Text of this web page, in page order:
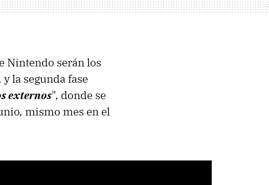
Nintendo serán los
la segunda fase
externos", donde se
mismo mes en el